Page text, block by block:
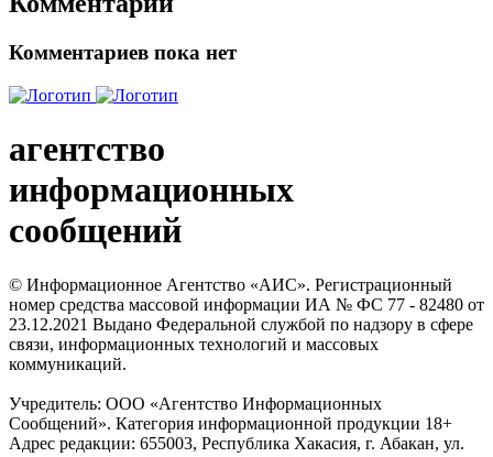
Комментариев пока нет
агентство
информационных
сообщений
© Информационное Агентство «АИС». Регистрационный
номер средства массовой информации ИА № ФС 77 - 82480 от
23.12.2021 Выдано Федеральной службой по надзору в сфере
связи, информационных технологий и массовых
коммуникаций.
Учредитель: ООО «Агентство Информационных
Сообщений». Категория информационной продукции 18+
Адрес редакции: 655003, Республика Хакасия, г. Абакан, ул.